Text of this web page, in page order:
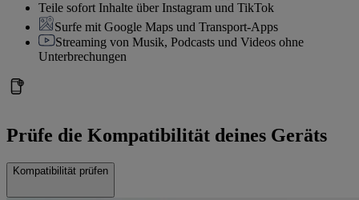
Teile sofort Inhalte über Instagram und TikTok
Surfe mit Google Maps und Transport-Apps
Streaming von Musik, Podcasts und Videos ohne
Unterbrechungen
Prüfe die Kompatibilität deines Geräts
Kompatibilität prüfen